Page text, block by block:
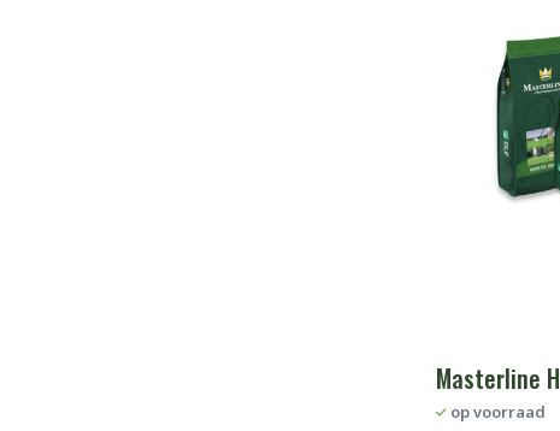
Masterline
op voorraad